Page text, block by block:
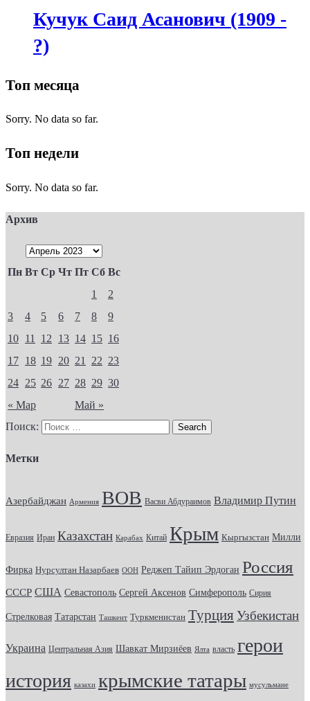
Кучук Саид Асанович (1909 -
?)
Топ месяца
Sorry. No data so far.
Топ недели
Sorry. No data so far.
Архив
Пн Вт Ср Чт Пт Сб Вс
« Мар Май »
1
2
3
4 5 6 7 8
9
10 11 12 13 14 15 16
17 18 19 20 21 22 23
24 25 26 27 28 29 30
Поиск:
Метки
Азербайджан Армения ВОВ Васви Абдураимов Владимир Путин
Евразия Иран Казахстан Карабах Китай Крым Кыргызстан Милли
Фирка Нурсултан Назарбаев ООН Реджеп Тайип Эрдоган Россия
СССР США Севастополь Сергей Аксенов Симферополь Сирия
Стрелковая Татарстан Ташкент Туркменистан Турция Узбекистан
Украина Центральная Азия Шавкат Мирзиёев Ялта власть герои
история казахи крымские татары мусульмане